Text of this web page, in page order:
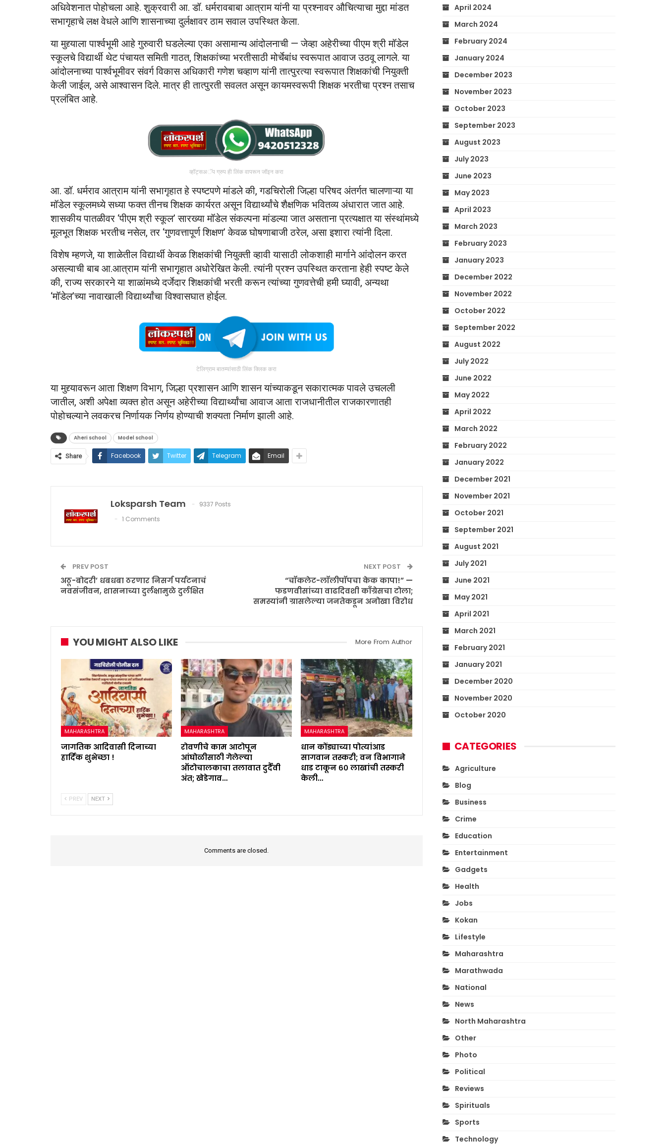
अधिवेशनात पोहोचला आहे. शुक्रवारी आ. डॉ. धर्मरावबाबा आत्राम यांनी या प्रश्नावर औचित्याचा मुद्दा मांडत
सभागृहाचे लक्ष वेधले आणि शासनाच्या दुर्लक्षावर ठाम सवाल उपस्थित केला.
या मुद्द्याला पार्श्वभूमी आहे गुरुवारी घडलेल्या एका असामान्य आंदोलनाची — जेव्हा अहेरीच्या पीएम श्री मॉडेल
स्कूलचे विद्यार्थी थेट पंचायत समिती गाठत, शिक्षकांच्या भरतीसाठी मोर्चेबांध स्वरूपात आवाज उठवू लागले. या
आंदोलनाच्या पार्श्वभूमीवर संवर्ग विकास अधिकारी गणेश चव्हाण यांनी तात्पुरत्या स्वरूपात शिक्षकांची नियुक्ती
केली जाईल, असे आश्वासन दिले. मात्र ही तात्पुरती सवलत असून कायमस्वरूपी शिक्षक भरतीचा प्रश्न तसाच
प्रलंबित आहे.
व्हॉट्सअॅप ग्रुप ही लिंक वापरून जॉइन करा
आ. डॉ. धर्मराव आत्राम यांनी सभागृहात हे स्पष्टपणे मांडले की, गडचिरोली जिल्हा परिषद अंतर्गत चालणाऱ्या या
मॉडेल स्कूलमध्ये सध्या फक्त तीनच शिक्षक कार्यरत असून विद्यार्थ्यांचे शैक्षणिक भवितव्य अंधारात जात आहे.
शासकीय पातळीवर ‘पीएम श्री स्कूल’ सारख्या मॉडेल संकल्पना मांडल्या जात असताना प्रत्यक्षात या संस्थांमध्ये
मूलभूत शिक्षक भरतीच नसेल, तर ‘गुणवत्तापूर्ण शिक्षण’ केवळ घोषणाबाजी ठरेल, असा इशारा त्यांनी दिला.
विशेष म्हणजे, या शाळेतील विद्यार्थी केवळ शिक्षकांची नियुक्ती व्हावी यासाठी लोकशाही मार्गाने आंदोलन करत
असल्याची बाब आ.आत्राम यांनी सभागृहात अधोरेखित केली. त्यांनी प्रश्न उपस्थित करताना हेही स्पष्ट केले
की, राज्य सरकारने या शाळांमध्ये दर्जेदार शिक्षकांची भरती करून त्यांच्या गुणवत्तेची हमी घ्यावी, अन्यथा
‘मॉडेल’च्या नावाखाली विद्यार्थ्यांचा विश्वासघात होईल.
टेलिग्राम बातम्यांसाठी लिंक क्लिक करा
या मुद्द्यावरून आता शिक्षण विभाग, जिल्हा प्रशासन आणि शासन यांच्याकडून सकारात्मक पावले उचलली
जातील, अशी अपेक्षा व्यक्त होत असून अहेरीच्या विद्यार्थ्यांचा आवाज आता राजधानीतील राजकारणातही
पोहोचल्याने लवकरच निर्णायक निर्णय होण्याची शक्यता निर्माण झाली आहे.
Aheri school Model school
Share Facebook Twitter Telegram Email
Loksparsh Team
9337 Posts
1 Comments
PREV POST
अठू-बोदरी’ धबधबा ठरणार निसर्ग पर्यटनाचं
नवसंजीवन, शासनाच्या दुर्लक्षामुळे दुर्लक्षित
NEXT POST
“चॉकलेट-लॉलीपॉपचा केक कापा!” —
फडणवीसांच्या वाढदिवशी काँग्रेसचा टोला;
समस्यांनी ग्रासलेल्या जनतेकडून अनोखा विरोध
YOU MIGHT ALSO LIKE More From Author
MAHARASHTRA
जागतिक आदिवासी दिनाच्या
हार्दिक शुभेच्छा !
MAHARASHTRA
रोवणीचे काम आटोपून
आंघोळीसाठी गेलेल्या
ऑटोचालकाचा तलावात दुर्दैवी
अंत; खेडेगाव…
MAHARASHTRA
धान कोंड्याच्या पोत्यांआड
सागवान तस्करी; वन विभागाने
धाड टाकून ६० लाखांची तस्करी
केली…
PREV NEXT
Comments are closed.
April 2024
March 2024
February 2024
January 2024
December 2023
November 2023
October 2023
September 2023
August 2023
July 2023
June 2023
May 2023
April 2023
March 2023
February 2023
January 2023
December 2022
November 2022
October 2022
September 2022
August 2022
July 2022
June 2022
May 2022
April 2022
March 2022
February 2022
January 2022
December 2021
November 2021
October 2021
September 2021
August 2021
July 2021
June 2021
May 2021
April 2021
March 2021
February 2021
January 2021
December 2020
November 2020
October 2020
CATEGORIES
Agriculture
Blog
Business
Crime
Education
Entertainment
Gadgets
Health
Jobs
Kokan
Lifestyle
Maharashtra
Marathwada
National
News
North Maharashtra
Other
Photo
Political
Reviews
Spirituals
Sports
Technology